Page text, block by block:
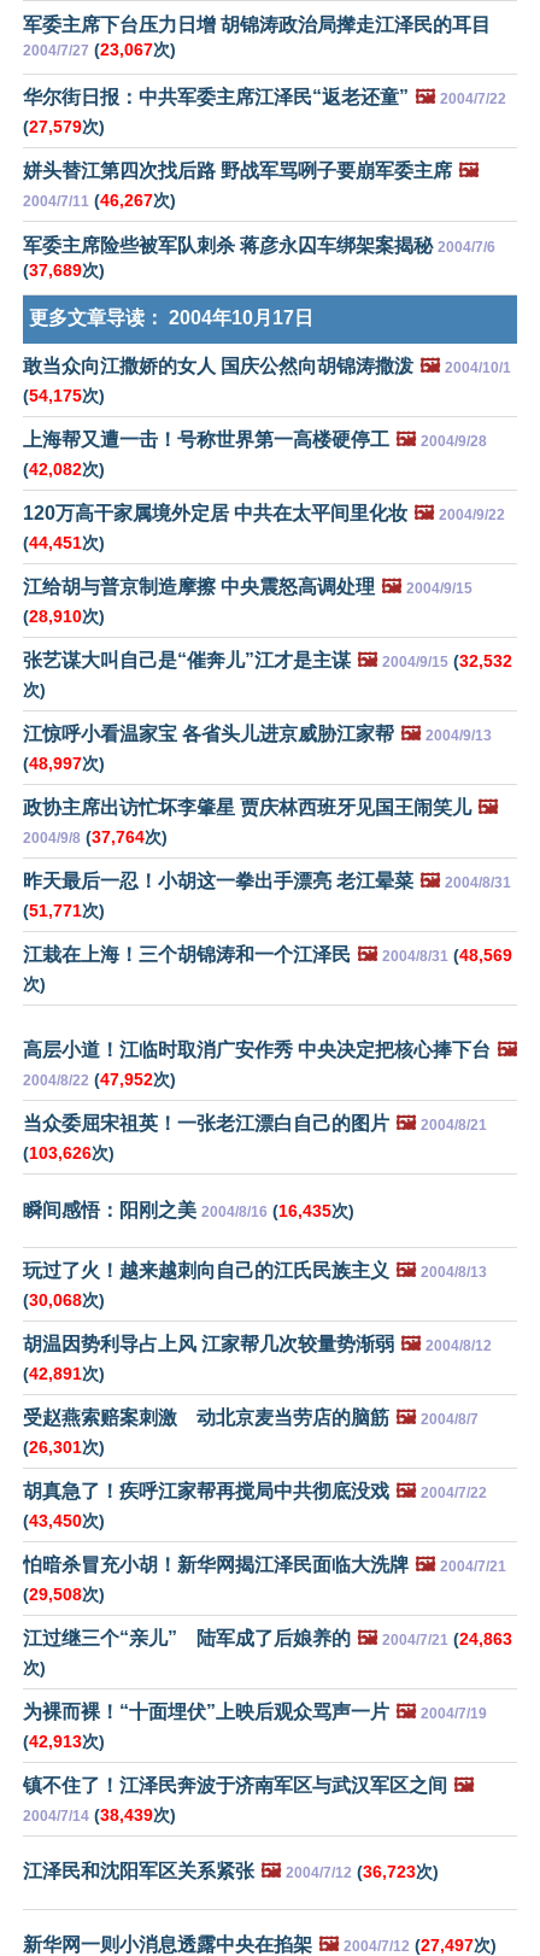
军委主席下台压力日增 胡锦涛政治局撵走江泽民的耳目
2004/7/27 (23,067次)
华尔街日报：中共军委主席江泽民“返老还童” 🖼️ 2004/7/22
(27,579次)
姘头替江第四次找后路 野战军骂咧子要崩军委主席 🖼️
2004/7/11 (46,267次)
军委主席险些被军队刺杀 蒋彦永囚车绑架案揭秘 2004/7/6
(37,689次)
更多文章导读： 2004年10月17日
敢当众向江撒娇的女人 国庆公然向胡锦涛撒泼 🖼️ 2004/10/1
(54,175次)
上海帮又遭一击！号称世界第一高楼硬停工 🖼️ 2004/9/28
(42,082次)
120万高干家属境外定居 中共在太平间里化妆 🖼️ 2004/9/22
(44,451次)
江给胡与普京制造摩擦 中央震怒高调处理 🖼️ 2004/9/15
(28,910次)
张艺谋大叫自己是“催奔儿”江才是主谋 🖼️ 2004/9/15 (32,532
次)
江惊呼小看温家宝 各省头儿进京威胁江家帮 🖼️ 2004/9/13
(48,997次)
政协主席出访忙坏李肇星 贾庆林西班牙见国王闹笑儿 🖼️
2004/9/8 (37,764次)
昨天最后一忍！小胡这一拳出手漂亮 老江晕菜 🖼️ 2004/8/31
(51,771次)
江栽在上海！三个胡锦涛和一个江泽民 🖼️ 2004/8/31 (48,569
次)
高层小道！江临时取消广安作秀 中央决定把核心捧下台 🖼️
2004/8/22 (47,952次)
当众委屈宋祖英！一张老江漂白自己的图片 🖼️ 2004/8/21
(103,626次)
瞬间感悟：阳刚之美 2004/8/16 (16,435次)
玩过了火！越来越刺向自己的江氏民族主义 🖼️ 2004/8/13
(30,068次)
胡温因势利导占上风 江家帮几次较量势渐弱 🖼️ 2004/8/12
(42,891次)
受赵燕索赔案刺激 动北京麦当劳店的脑筋 🖼️ 2004/8/7
(26,301次)
胡真急了！疾呼江家帮再搅局中共彻底没戏 🖼️ 2004/7/22
(43,450次)
怕暗杀冒充小胡！新华网揭江泽民面临大洗牌 🖼️ 2004/7/21
(29,508次)
江过继三个“亲儿” 陆军成了后娘养的 🖼️ 2004/7/21 (24,863
次)
为裸而裸！“十面埋伏”上映后观众骂声一片 🖼️ 2004/7/19
(42,913次)
镇不住了！江泽民奔波于济南军区与武汉军区之间 🖼️
2004/7/14 (38,439次)
江泽民和沈阳军区关系紧张 🖼️ 2004/7/12 (36,723次)
新华网一则小消息透露中央在掐架 🖼️ 2004/7/12 (27,497次)